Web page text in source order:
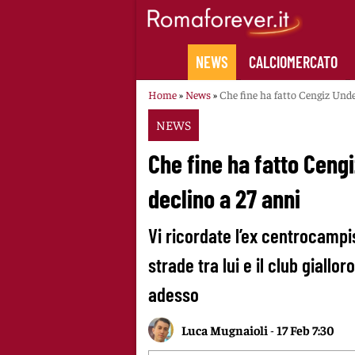
NEWS CALCIOMERCATO
Home» News»Che fine ha fatto Cengiz
NEWS
Che fine ha fatto
declino a 27 anni
Vi ricordate l’ex
strade tra lui e il club
adesso
Luca Mugnaioli -17 Feb 7:30